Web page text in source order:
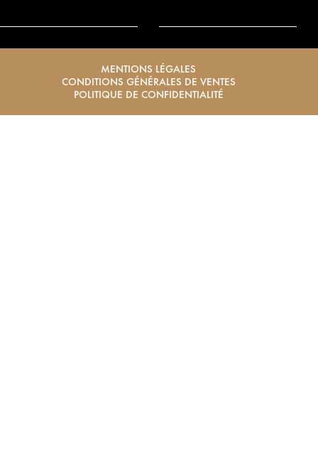
MENTIONS LÉGALES
CONDITIONS GÉNÉRALES DE VENTES
POLITIQUE DE CONFIDENTIALITÉ